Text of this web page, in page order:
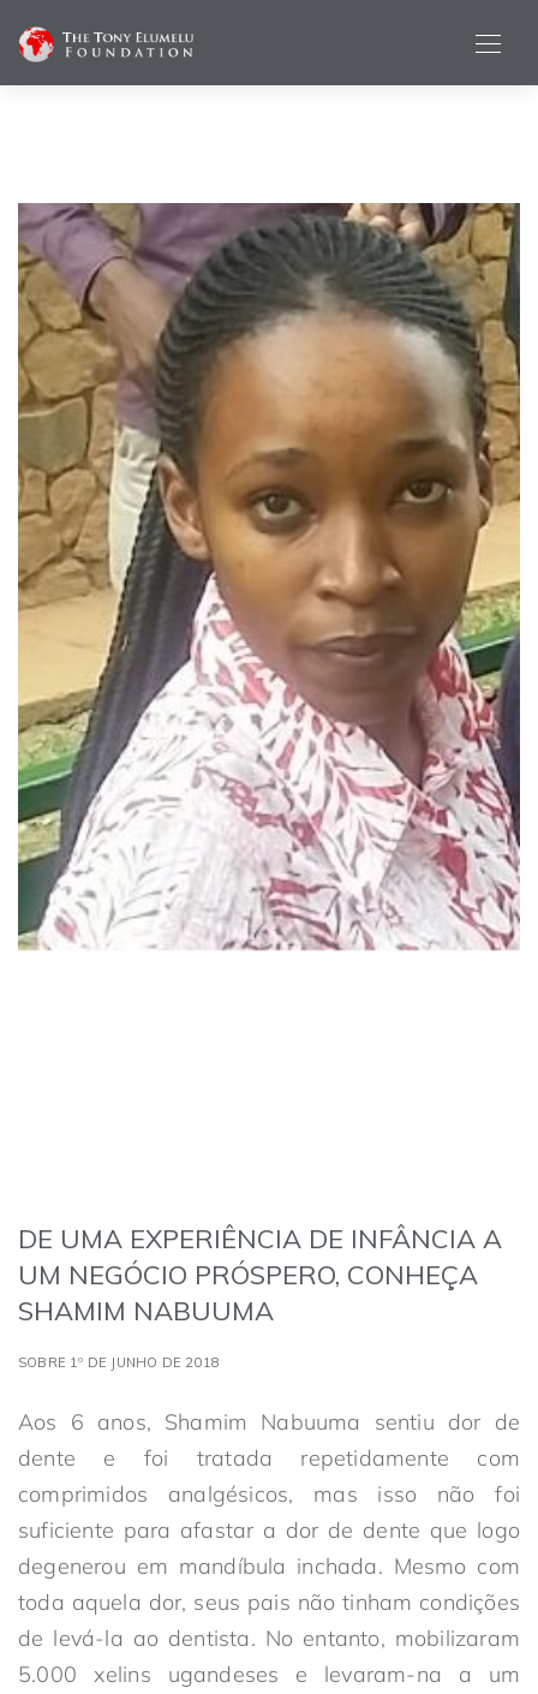
DE UMA EXPERIÊNCIA DE INFÂNCIA A
UM NEGÓCIO PRÓSPERO, CONHEÇA
SHAMIM NABUUMA
SOBRE 1º DE JUNHO DE 2018
Aos 6 anos, Shamim Nabuuma sentiu dor de
dente e foi tratada repetidamente com
comprimidos analgésicos, mas isso não foi
suficiente para afastar a dor de dente que logo
degenerou em mandíbula inchada. Mesmo com
toda aquela dor, seus pais não tinham condições
de levá-la ao dentista. No entanto, mobilizaram
5.000 xelins ugandeses e levaram-na a um